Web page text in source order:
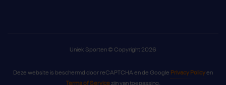
Uniek Sporten © Copyright 2026
Deze website is beschermd door reCAPTCHA en de Google Privacy Policyen
Terms of Servicezijn van toepassing.